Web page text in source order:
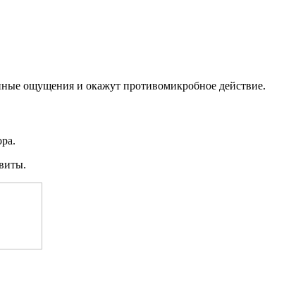
ощущения и окажут противомикробное действие.